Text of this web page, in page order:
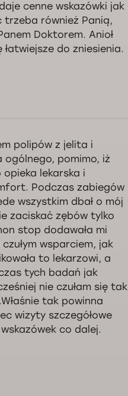
cenne wskazówki jak
trzeba również Panią,
Doktorem. Anioł
do zniesienia.
polipów z jelita i
ogólnego, pomimo, iż
opieka lekarska i
Podczas zabiegów
wszystkim dbał o mój
zaciskać zębów tylko
stop dodawała mi
wsparciem, jak
to lekarzowi, a
tych badań jak
nie czułam się tak
tak powinna
wizyty szczegółowe
co dalej.